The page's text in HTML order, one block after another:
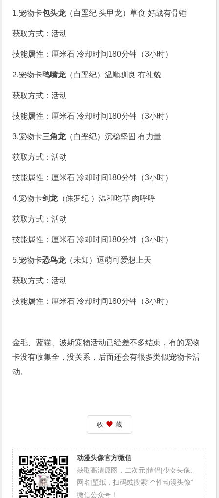
1.宠物卡包头龙 （白垩纪 头甲龙）草食 好战有骨锤
获取方式：活动
技能属性：厘米石 冷却时间180分钟（3小时）
2.宠物卡鸭嘴龙 （白垩纪）温顺驯良 有礼貌
获取方式：活动
技能属性：厘米石 冷却时间180分钟（3小时）
3.宠物卡三角龙 （白垩纪）沉稳坚固 有力量
获取方式：活动
技能属性：厘米石 冷却时间180分钟（3小时）
4.宠物卡剑龙 （侏罗纪 ）温和吃草 肉呼呼
获取方式：活动
技能属性：厘米石 冷却时间180分钟（3小时）
5.宠物卡恐鸟龙 （未知）逗萌可爱想上天
获取方式：活动
技能属性：厘米石 冷却时间180分钟（3小时）
金毛、蓝猫、波斯宠物活动已经差不多结束，有的宠物
卡没有收集全，没关系，后面还会有很多类似宠物卡活
动。
收 藏
动漫头像官方微信
获取高清原图，二次元|情侣|少女头像、
网名|壁纸，扫码或搜索“个性动漫头像”
微信公众号！